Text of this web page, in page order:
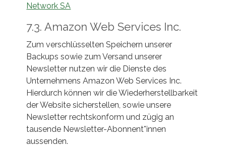
Network SA
7.3. Amazon Web Services Inc.
Zum verschlüsselten Speichern unserer
Backups sowie zum Versand unserer
Newsletter nutzen wir die Dienste des
Unternehmens Amazon Web Services Inc.
Hierdurch können wir die Wiederherstellbarkeit
der Website sicherstellen, sowie unsere
Newsletter rechtskonform und zügig an
tausende Newsletter-Abonnent*innen
aussenden.